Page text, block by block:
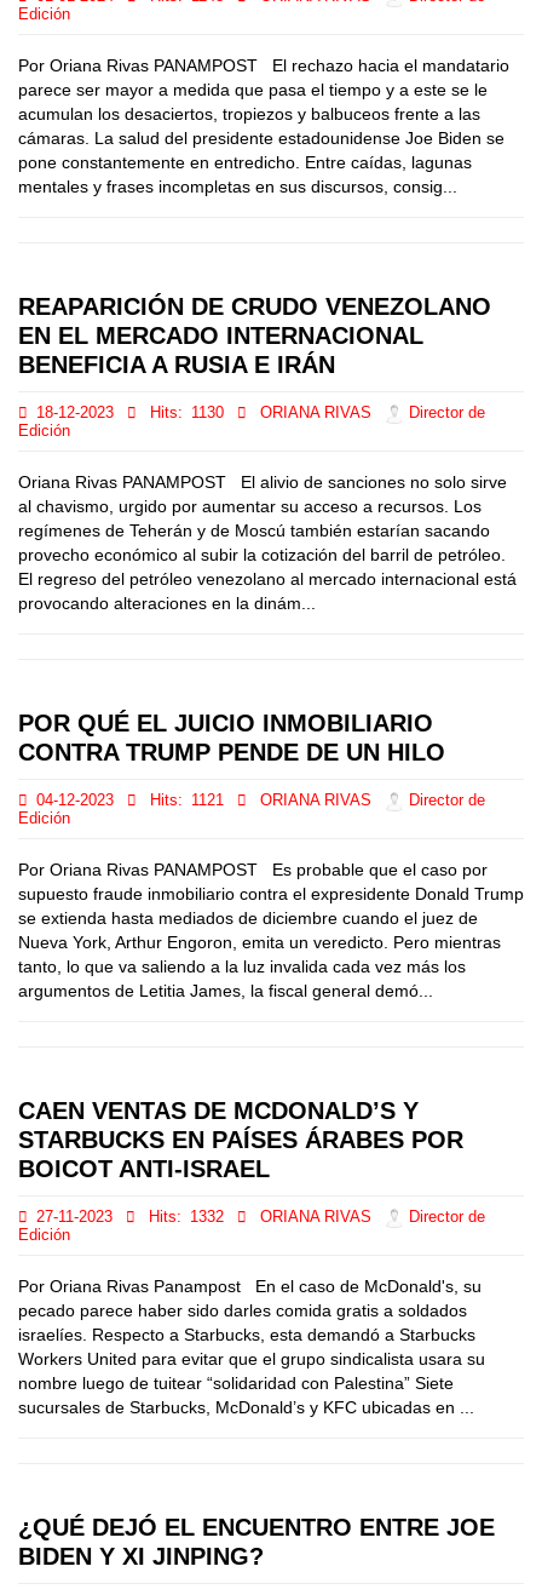
Edición
Por Oriana Rivas PANAMPOST El rechazo hacia el mandatario
parece ser mayor a medida que pasa el tiempo y a este se le
acumulan los desaciertos, tropiezos y balbuceos frente a las
cámaras. La salud del presidente estadounidense Joe Biden se
pone constantemente en entredicho. Entre caídas, lagunas
mentales y frases incompletas en sus discursos, consig...
REAPARICIÓN DE CRUDO VENEZOLANO
EN EL MERCADO INTERNACIONAL
BENEFICIA A RUSIA E IRÁN
18-12-2023 Hits: 1130 ORIANA RIVAS
Director de
Edición
Oriana Rivas PANAMPOST El alivio de sanciones no solo sirve
al chavismo, urgido por aumentar su acceso a recursos. Los
regímenes de Teherán y de Moscú también estarían sacando
provecho económico al subir la cotización del barril de petróleo.
El regreso del petróleo venezolano al mercado internacional está
provocando alteraciones en la dinám...
POR QUÉ EL JUICIO INMOBILIARIO
CONTRA TRUMP PENDE DE UN HILO
04-12-2023 Hits: 1121 ORIANA RIVAS
Director de
Edición
Por Oriana Rivas PANAMPOST Es probable que el caso por
supuesto fraude inmobiliario contra el expresidente Donald Trump
se extienda hasta mediados de diciembre cuando el juez de
Nueva York, Arthur Engoron, emita un veredicto. Pero mientras
tanto, lo que va saliendo a la luz invalida cada vez más los
argumentos de Letitia James, la fiscal general demó...
CAEN VENTAS DE MCDONALD’S Y
STARBUCKS EN PAÍSES ÁRABES POR
BOICOT ANTI-ISRAEL
27-11-2023 Hits: 1332 ORIANA RIVAS
Director de
Edición
Por Oriana Rivas Panampost En el caso de McDonald's, su
pecado parece haber sido darles comida gratis a soldados
israelíes. Respecto a Starbucks, esta demandó a Starbucks
Workers United para evitar que el grupo sindicalista usara su
nombre luego de tuitear “solidaridad con Palestina” Siete
sucursales de Starbucks, McDonald’s y KFC ubicadas en ...
¿QUÉ DEJÓ EL ENCUENTRO ENTRE JOE
BIDEN Y XI JINPING?